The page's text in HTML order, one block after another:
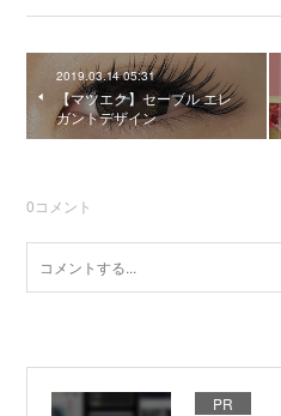
2019.03.14 05:31
【マツエク】セーブル エレ
ガントデザイン
0コメント
PR